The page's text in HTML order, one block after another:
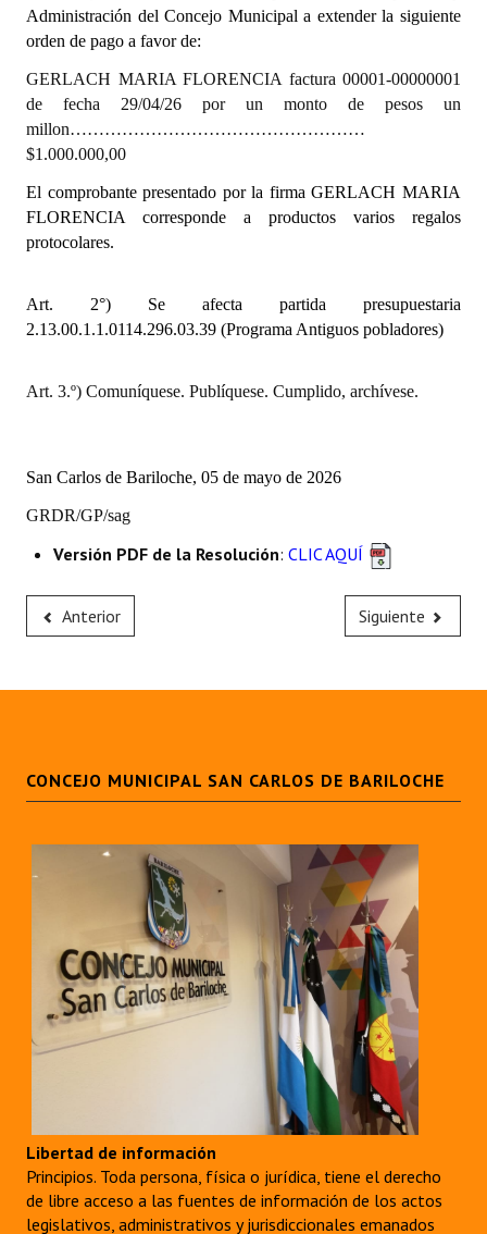
NORMATIVA
Comunicaciones
Declaraciones
Resoluciones de Presidencia
Antiguos Pobladores
Audiencias Públicas - Registro
Periodistas Decanos - Registro
Reconocimientos - Registro
Bariloche, Municipio intercultural
Entrega de distinciones
REFORMA DE LA CARTA ORGÁNICA
Administración del Concejo Municipal a extender la siguiente
orden de pago a favor de:
GERLACH MARIA FLORENCIA factura 00001-00000001
de fecha 29/04/26 por un monto de pesos un
millon……………………………………………
$1.000.000,00
El comprobante presentado por la firma GERLACH MARIA
FLORENCIA corresponde a productos varios regalos
protocolares.
Art. 2°) Se afecta partida presupuestaria
2.13.00.1.1.0114.296.03.39 (Programa Antiguos pobladores)
Art. 3.º) Comuníquese. Publíquese. Cumplido, archívese.
San Carlos de Bariloche, 05 de mayo de 2026
GRDR/GP/sag
Versión PDF de la Resolución: CLIC AQUÍ
Anterior Siguiente
CONCEJO MUNICIPAL SAN CARLOS DE BARILOCHE
Libertad de información
Principios. Toda persona, física o jurídica, tiene el derecho
de libre acceso a las fuentes de información de los actos
legislativos, administrativos y jurisdiccionales emanados